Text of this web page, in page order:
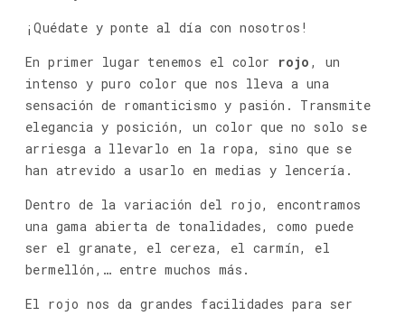
¡Quédate y ponte al día con nosotros!
En primer lugar tenemos el color rojo , un
intenso y puro color que nos lleva a una
sensación de romanticismo y pasión. Transmite
elegancia y posición, un color que no solo se
arriesga a llevarlo en la ropa, sino que se
han atrevido a usarlo en medias y lencería.
Dentro de la variación del rojo, encontramos
una gama abierta de tonalidades, como puede
ser el granate, el cereza, el carmín, el
bermellón,… entre muchos más.
El rojo nos da grandes facilidades para ser